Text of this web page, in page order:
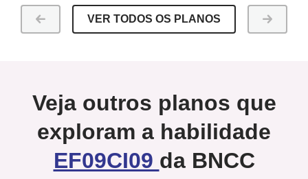
VER TODOS OS PLANOS
Veja outros planos que
exploram a habilidade
EF09CI09 da BNCC